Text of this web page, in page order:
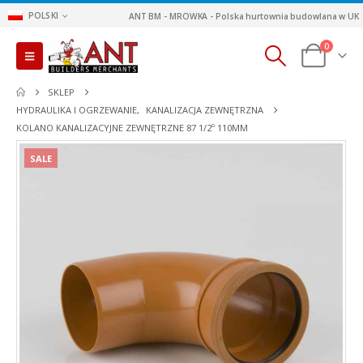
POLSKI ANT BM - MROWKA - Polska hurtownia budowlana w UK
0
SKLEP
HYDRAULIKA I OGRZEWANIE,
KANALIZACJA ZEWNĘTRZNA
KOLANO KANALIZACYJNE ZEWNĘTRZNE 87 1/2º 110MM
SALE